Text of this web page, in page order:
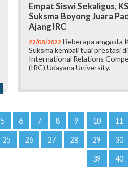
Empat Siswi Sekaligus,
Suksma Boyong Juara
Ajang IRC
22/08/2022 Beberapa anggota
Suksma kembali tuai prestasi
International Relations
(IRC) Udayana University.
5 6 7 8 9 10 11
25 26 27 28 29 30
39 40